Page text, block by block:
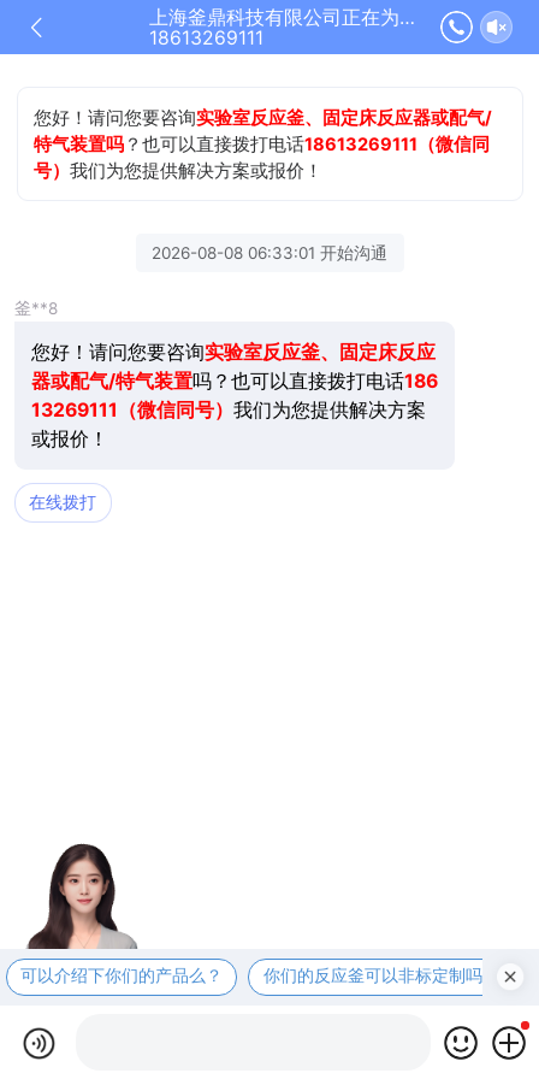
上海釜鼎科技有限公司正在为您服务
18613269111
您好！请问您要咨询实验室反应釜、固定床反应器或配气/
特气装置吗 ？也可以直接拨打电话18613269111（微信同
号）我们为您提供解决方案或报价！
2026-08-08 06:33:01 开始沟通
釜**8
您好！请问您要咨询实验室反应釜、固定床反应
器或配气/特气装置吗？也可以直接拨打电话186
13269111（微信同号） 我们为您提供解决方案
或报价！
在线拨打
可以介绍下你们的产品么？ 你们的反应釜可以非标定制吗？